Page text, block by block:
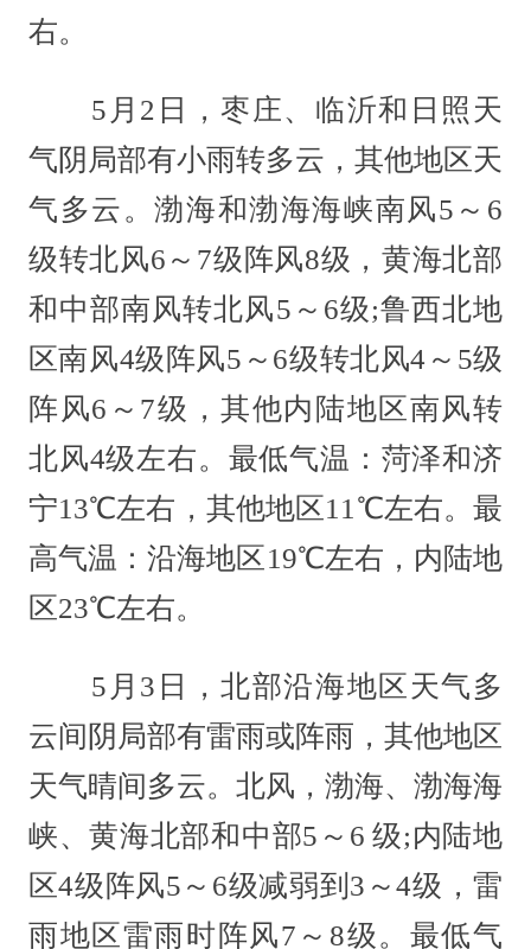
右。
5月2日，枣庄、临沂和日照天
气阴局部有小雨转多云，其他地区天
气多云。渤海和渤海海峡南风5～6
级转北风6～7级阵风8级，黄海北部
和中部南风转北风5～6级;鲁西北地
区南风4级阵风5～6级转北风4～5级
阵风6～7级，其他内陆地区南风转
北风4级左右。最低气温：菏泽和济
宁13℃左右，其他地区11℃左右。最
高气温：沿海地区19℃左右，内陆地
区23℃左右。
5月3日，北部沿海地区天气多
云间阴局部有雷雨或阵雨，其他地区
天气晴间多云。北风，渤海、渤海海
峡、黄海北部和中部5～6 级;内陆地
区4级阵风5～6级减弱到3～4级，雷
雨地区雷雨时阵风7～8级。最低气